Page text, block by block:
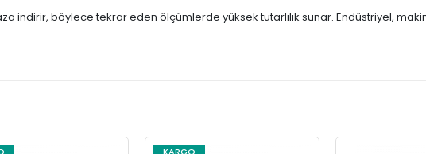
indirir, böylece tekrar eden ölçümlerde yüksek tutarlılık sunar. Endüstriyel,